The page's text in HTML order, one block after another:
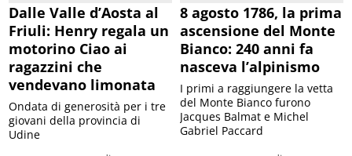
Dalle Valle d’Aosta al
Friuli: Henry regala un
motorino Ciao ai
ragazzini che
vendevano limonata
Ondata di generosità per i tre
giovani della provincia di
Udine
8 agosto 1786, la prima
ascensione del Monte
Bianco: 240 anni fa
nasceva l’alpinismo
I primi a raggiungere la vetta
del Monte Bianco furono
Jacques Balmat e Michel
Gabriel Paccard